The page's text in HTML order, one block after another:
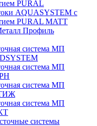
PURAL
AQUASYSTEM с
PURAL MATT
Профиль
система МП
система МП
система МП
система МП
системы